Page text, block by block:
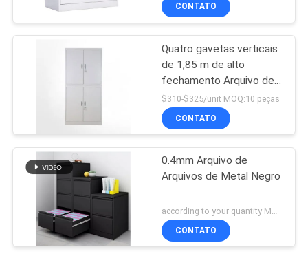
CONTATO
Quatro gavetas verticais
de 1,85 m de alto
fechamento Arquivo de
arquivos metálicos para
escritório
$310-$325/unit MOQ:10 peças
CONTATO
0.4mm Arquivo de
Arquivos de Metal Negro
according to your quantity MOQ:50 PCS
CONTATO